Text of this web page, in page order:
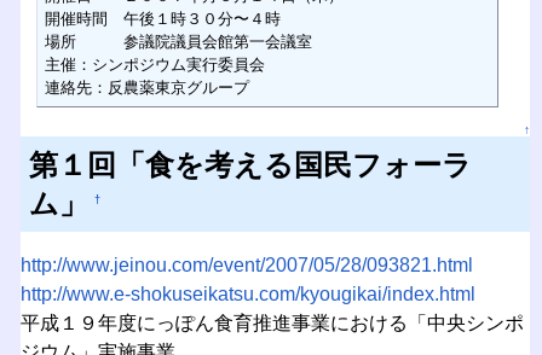
開催時間　午後１時３０分〜４時
場所　　　参議院議員会館第一会議室
主催：シンポジウム実行委員会
連絡先：反農薬東京グループ
↑
第１回「食を考える国民フォーラ
ム」
†
http://www.jeinou.com/event/2007/05/28/093821.html
http://www.e-shokuseikatsu.com/kyougikai/index.html
平成１９年度にっぽん食育推進事業における「中央シンポ